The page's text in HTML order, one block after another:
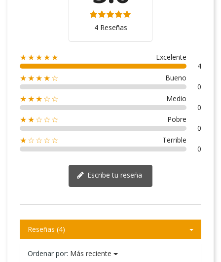
4 Reseñas
★★★★★
Excelente
4
★★★★☆
Bueno
0
★★★☆☆
Medio
0
★★☆☆☆
Pobre
0
★☆☆☆☆
Terrible
0
Escribe tu reseña
Reseñas (4)
Ordenar por: Más reciente